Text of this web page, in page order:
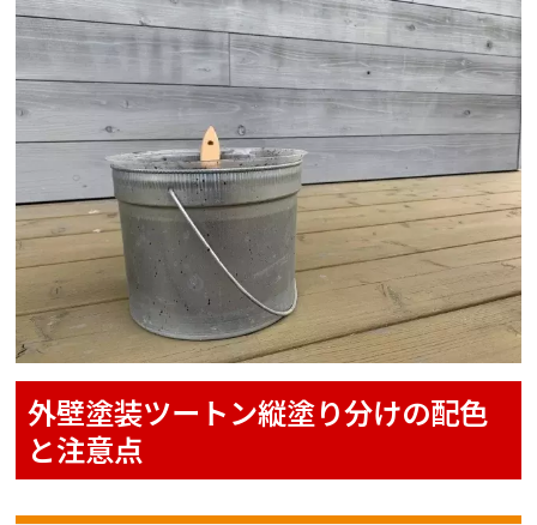
外壁塗装ツートン縦塗り分けの配色
と注意点